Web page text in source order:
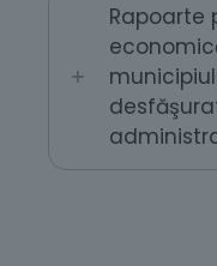
Rapoarte